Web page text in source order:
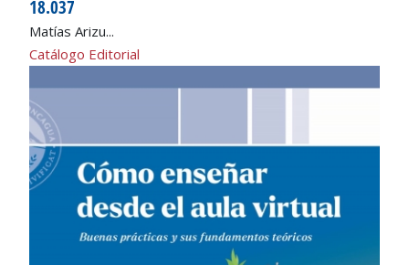
18.037
Matías Arizu...
Catálogo Editorial